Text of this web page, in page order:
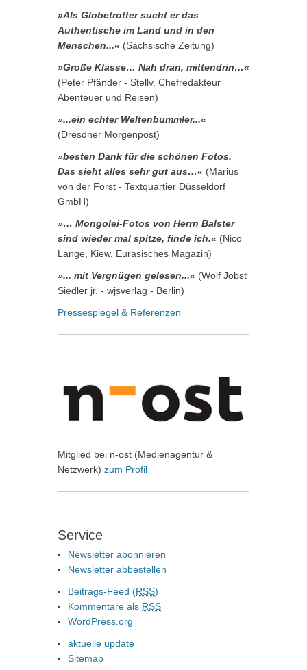
»Als Globetrotter sucht er das
Authentische im Land und in den
Menschen...« (Sächsische Zeitung)
»Große Klasse… Nah dran, mittendrin…«
(Peter Pfänder - Stellv. Chefredakteur
Abenteuer und Reisen)
»...ein echter Weltenbummler...«
(Dresdner Morgenpost)
»besten Dank für die schönen Fotos.
Das sieht alles sehr gut aus…« (Marius
von der Forst - Textquartier Düsseldorf
GmbH)
»… Mongolei-Fotos von Herrn Balster
sind wieder mal spitze, finde ich.« (Nico
Lange, Kiew, Eurasisches Magazin)
»... mit Vergnügen gelesen...« (Wolf Jobst
Siedler jr. - wjsverlag - Berlin)
Pressespiegel & Referenzen
Mitglied bei n-ost (Medienagentur &
Netzwerk) zum Profil
Service
Newsletter abonnieren
Newsletter abbestellen
Beitrags-Feed (RSS)
Kommentare als RSS
WordPress.org
aktuelle update
Sitemap